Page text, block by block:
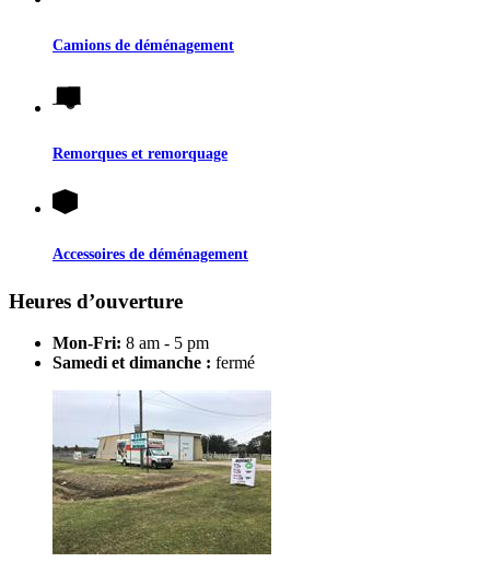
Camions de déménagement
Remorques et remorquage
Accessoires de déménagement
Heures d’ouverture
Mon-Fri: 8 am - 5 pm
Samedi et dimanche : fermé